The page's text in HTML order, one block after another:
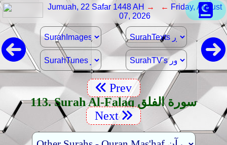
Jumuah, 22 Safar 1448 AH → ← Friday, August
07, 2026
Prev
113. Surah Al-Falaq سورة الفلق
Next